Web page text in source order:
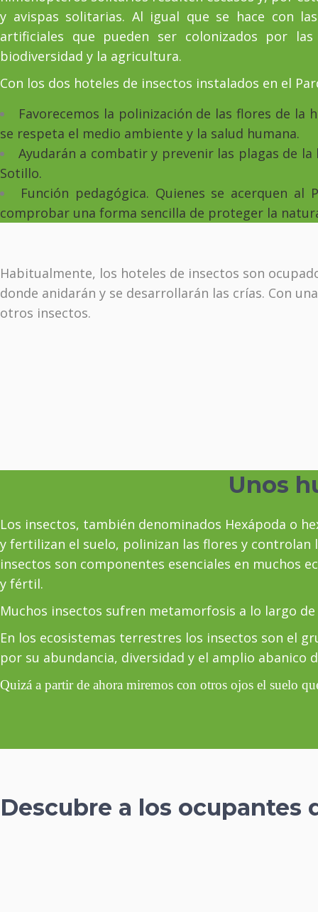
y avispas solitarias. Al igual que se hace con
artificiales que pueden ser colonizados por
biodiversidad y la agricultura.
Con los dos hoteles de insectos instalados en el
Favorecemos la polinización de las flores de
se respeta el medio ambiente y la salud humana.
Ayudarán a combatir y prevenir las plagas de
Sotillo.
Función pedagógica. Quienes se acerquen
comprobar una forma sencilla de proteger la
Habitualmente, los hoteles de insectos son
donde anidarán y se desarrollarán las crías. Con
otros insectos.
Unos
Los insectos, también denominados Hexápoda o
y fertilizan el suelo, polinizan las flores y controlan
insectos son componentes esenciales en muchos
y fértil.
Muchos insectos sufren metamorfosis a lo largo
En los ecosistemas terrestres los insectos son el
por su abundancia, diversidad y el amplio abanico
Quizá a partir de ahora miremos con otros ojos el suelo
Descubre a los ocupantes